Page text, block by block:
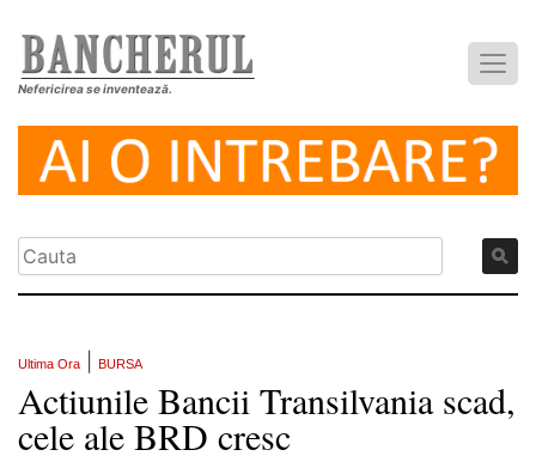
Nefericirea se inventează.
Ultima Ora BURSA
Actiunile Bancii Transilvania scad,
cele ale BRD cresc